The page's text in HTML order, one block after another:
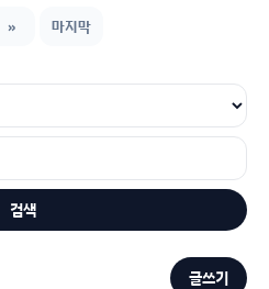
» 마지막
검색
글쓰기